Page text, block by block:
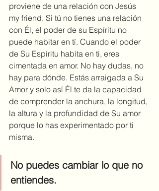
proviene de una relación con Jesús
my friend. Si tú no tienes una relación
con Él, el poder de su Espíritu no
puede habitar en tí. Cuando el poder
de Su Espíritu habita en ti, eres
cimentada en amor. No hay dudas, no
hay para dónde. Estás arraigada a Su
Amor y solo así Él te da la capacidad
de comprender la anchura, la longitud,
la altura y la profundidad de Su amor
porque lo has experimentado por ti
misma.
No puedes cambiar lo que no
entiendes.